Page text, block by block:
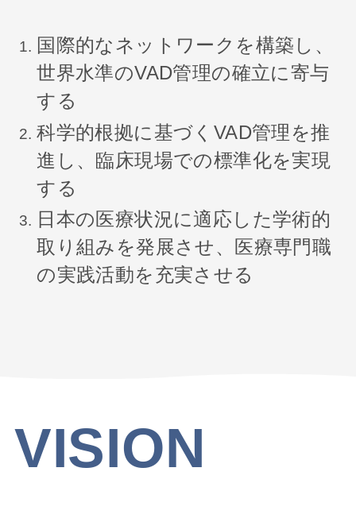
国際的なネットワークを構築し、
世界水準のVAD管理の確立に寄与
する
科学的根拠に基づくVAD管理を推
進し、臨床現場での標準化を実現
する
日本の医療状況に適応した学術的
取り組みを発展させ、医療専門職
の実践活動を充実させる
VISION